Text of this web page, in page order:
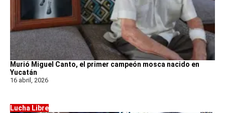
Murió Miguel Canto, el primer campeón mosca nacido en
Yucatán
16 abril, 2026
Lucha Libre